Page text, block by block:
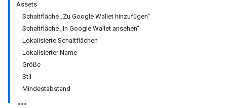
Assets
Schaltfläche „Zu Google Wallet hinzufügen“
Schaltfläche „In Google Wallet ansehen“
Lokalisierte Schaltflächen
Lokalisierter Name
Größe
Stil
Mindestabstand